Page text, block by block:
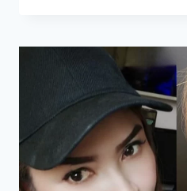
ดี?
อาหาร
เพื่อ
คาง
สวย